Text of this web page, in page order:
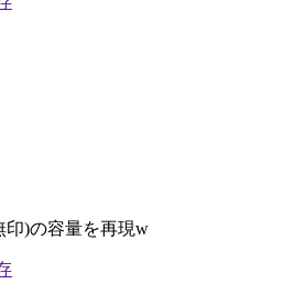
印)の容量を再現w